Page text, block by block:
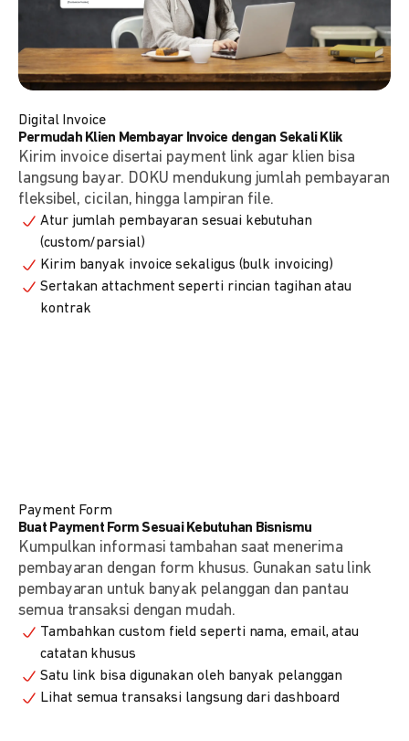
Digital Invoice
Permudah Klien Membayar Invoice dengan Sekali Klik
Kirim invoice disertai payment link agar klien bisa
langsung bayar. DOKU mendukung jumlah pembayaran
fleksibel, cicilan, hingga lampiran file.
Atur jumlah pembayaran sesuai kebutuhan
(custom/parsial)
Kirim banyak invoice sekaligus (bulk invoicing)
Sertakan attachment seperti rincian tagihan atau
kontrak
Payment Form
Buat Payment Form Sesuai Kebutuhan Bisnismu
Kumpulkan informasi tambahan saat menerima
pembayaran dengan form khusus. Gunakan satu link
pembayaran untuk banyak pelanggan dan pantau
semua transaksi dengan mudah.
Tambahkan custom field seperti nama, email, atau
catatan khusus
Satu link bisa digunakan oleh banyak pelanggan
Lihat semua transaksi langsung dari dashboard